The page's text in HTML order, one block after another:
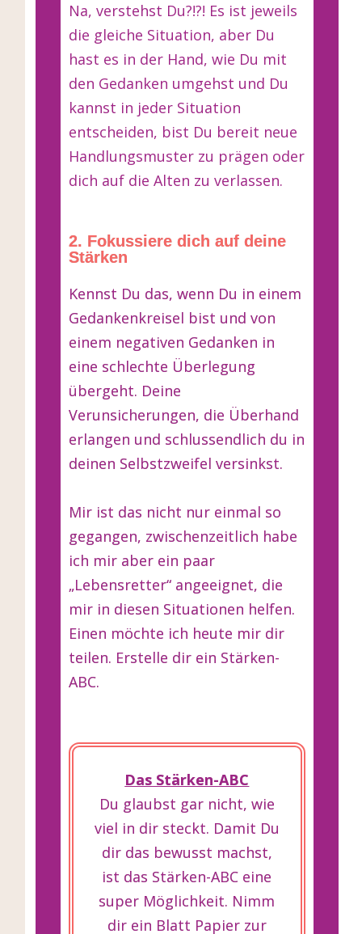
Na, verstehst Du?!?! Es ist jeweils
die gleiche Situation, aber Du
hast es in der Hand, wie Du mit
den Gedanken umgehst und Du
kannst in jeder Situation
entscheiden, bist Du bereit neue
Handlungsmuster zu prägen oder
dich auf die Alten zu verlassen.
2. Fokussiere dich auf deine
Stärken
Kennst Du das, wenn Du in einem
Gedankenkreisel bist und von
einem negativen Gedanken in
eine schlechte Überlegung
übergeht. Deine
Verunsicherungen, die Überhand
erlangen und schlussendlich du in
deinen Selbstzweifel versinkst.
Mir ist das nicht nur einmal so
gegangen, zwischenzeitlich habe
ich mir aber ein paar
„Lebensretter“ angeeignet, die
mir in diesen Situationen helfen.
Einen möchte ich heute mir dir
teilen. Erstelle dir ein Stärken-
ABC.
Das Stärken-ABC
Du glaubst gar nicht, wie
viel in dir steckt. Damit Du
dir das bewusst machst,
ist das Stärken-ABC eine
super Möglichkeit. Nimm
dir ein Blatt Papier zur